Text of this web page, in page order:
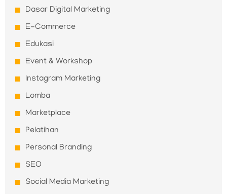
Dasar Digital Marketing
E-Commerce
Edukasi
Event & Workshop
Instagram Marketing
Lomba
Marketplace
Pelatihan
Personal Branding
SEO
Social Media Marketing